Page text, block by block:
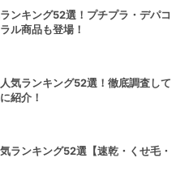
ンキング52選！プチプラ・デパコ
ル商品も登場！
気ランキング52選！徹底調査して
紹介！
ランキング52選【速乾・くせ毛・